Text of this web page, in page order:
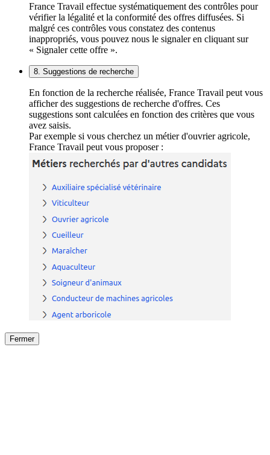
France Travail effectue systématiquement des contrôles pour
vérifier la légalité et la conformité des offres diffusées. Si
malgré ces contrôles vous constatez des contenus
inappropriés, vous pouvez nous le signaler en cliquant sur
« Signaler cette offre ».
8. Suggestions de recherche
En fonction de la recherche réalisée, France Travail peut vous
afficher des suggestions de recherche d'offres. Ces
suggestions sont calculées en fonction des critères que vous
avez saisis.
Par exemple si vous cherchez un métier d'ouvrier agricole,
France Travail peut vous proposer :
Fermer